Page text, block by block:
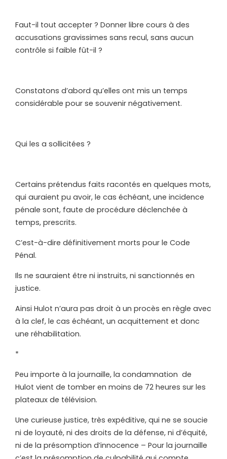
Faut-il tout accepter ? Donner libre cours à des
accusations gravissimes sans recul, sans aucun
contrôle si faible fût-il ?
Constatons d’abord qu’elles ont mis un temps
considérable pour se souvenir négativement.
Qui les a sollicitées ?
Certains prétendus faits racontés en quelques mots,
qui auraient pu avoir, le cas échéant, une incidence
pénale sont, faute de procédure déclenchée à
temps, prescrits.
C’est-à-dire définitivement morts pour le Code
Pénal.
Ils ne sauraient être ni instruits, ni sanctionnés en
justice.
Ainsi Hulot n’aura pas droit à un procès en règle avec
à la clef, le cas échéant, un acquittement et donc
une réhabilitation.
*
Peu importe à la journaille, la condamnation de
Hulot vient de tomber en moins de 72 heures sur les
plateaux de télévision.
Une curieuse justice, très expéditive, qui ne se soucie
ni de loyauté, ni des droits de la défense, ni d’équité,
ni de la présomption d’innocence – Pour la journaille